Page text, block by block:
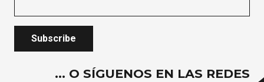
… O SÍGUENOS EN LAS REDES